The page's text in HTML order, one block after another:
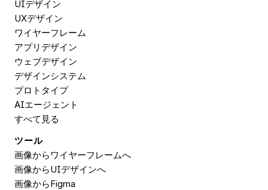
UIデザイン
UXデザイン
ワイヤーフレーム
アプリデザイン
ウェブデザイン
デザインシステム
プロトタイプ
AIエージェント
すべて見る
ツール
画像からワイヤーフレームへ
画像からUIデザインへ
画像からFigma